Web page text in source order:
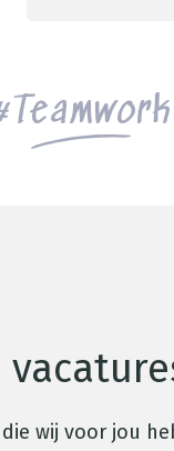
Teamwork
wij voor jou